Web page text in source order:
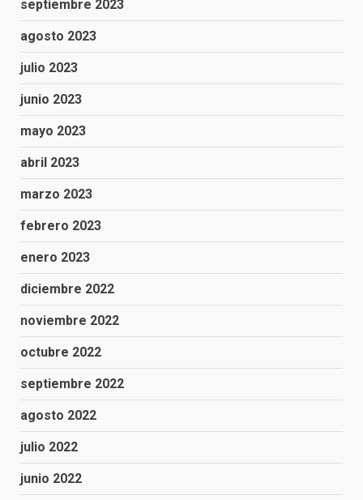
septiembre 2023
agosto 2023
julio 2023
junio 2023
mayo 2023
abril 2023
marzo 2023
febrero 2023
enero 2023
diciembre 2022
noviembre 2022
octubre 2022
septiembre 2022
agosto 2022
julio 2022
junio 2022